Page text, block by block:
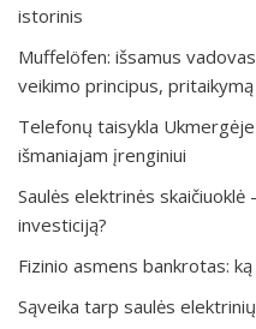
istorinis
Muffelöfen: išsamus
veikimo principus,
Telefonų taisykla
išmaniajam įrenginiui
Saulės elektrinės
investiciją?
Fizinio asmens bankrotas:
Sąveika tarp saulės